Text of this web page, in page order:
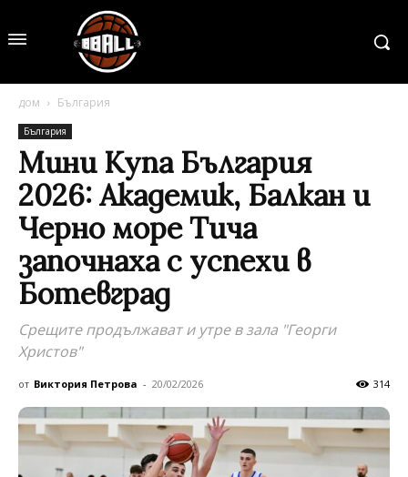
дом България
България
Мини Купа България
2026: Академик, Балкан и
Черно море Тича
започнаха с успехи в
Ботевград
Срещите продължават и утре в зала "Георги
Христов"
от Виктория Петрова - 20/02/2026 314